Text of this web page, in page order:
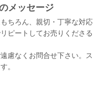
メッセージ
ちろん、親切・丁寧な対応
ピートしてお売りくださる
慮なくお問合せ下さい。ス
。